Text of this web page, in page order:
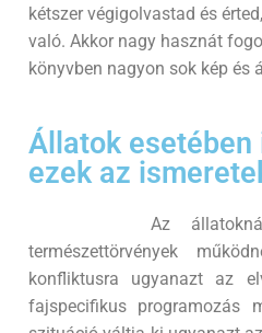
kétszer végigolvastad és
való. Akkor nagy hasznát
könyvben nagyon sok kép és
Állatok esetében
ezek az
Az állatoknál
természettörvények
konfliktusra ugyanazt az
fajspecifikus programozás